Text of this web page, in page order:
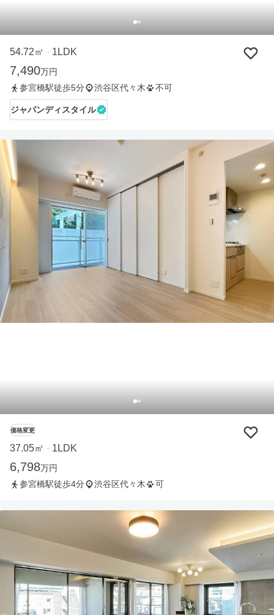
54.72㎡ ・ 1LDK
7,490万円
参宮橋駅徒歩5分
渋谷区代々木 不可
ジャパンディスタイル
価格変更
37.05㎡ ・ 1LDK
6,798万円
参宮橋駅徒歩4分
渋谷区代々木 可